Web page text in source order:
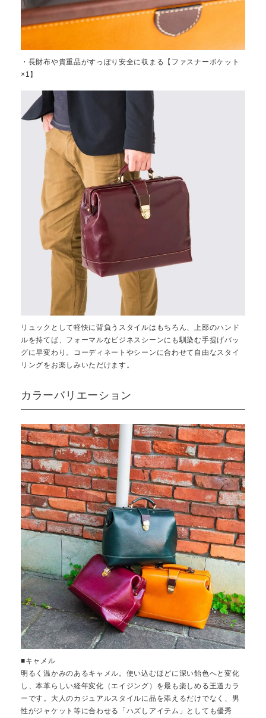
・長財布や貴重品がすっぽり安全に収まる【ファスナーポケット
×1】
リュックとして軽快に背負うスタイルはもちろん、上部のハンド
ルを持てば、フォーマルなビジネスシーンにも馴染む手提げバッ
グに早変わり。コーディネートやシーンに合わせて自由なスタイ
リングをお楽しみいただけます。
カラーバリエーション
■キャメル
明るく温かみのあるキャメル。使い込むほどに深い飴色へと変化
し、本革らしい経年変化（エイジング）を最も楽しめる王道カラ
ーです。大人のカジュアルスタイルに品を添えるだけでなく、男
性がジャケット等に合わせる「ハズしアイテム」としても優秀